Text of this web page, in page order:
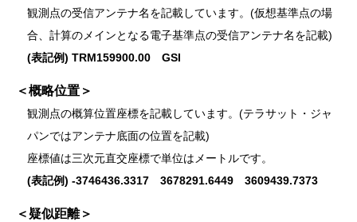
観測点の受信アンテナ名を記載しています。(仮想基準点の場
合、計算のメインとなる電子基準点の受信アンテナ名を記載)
(表記例) TRM159900.00 GSI
＜概略位置＞
観測点の概算位置座標を記載しています。(テラサット・ジャ
パンではアンテナ底面の位置を記載)
座標値は三次元直交座標で単位はメートルです。
(表記例) -3746436.3317 3678291.6449 3609439.7373
＜疑似距離＞